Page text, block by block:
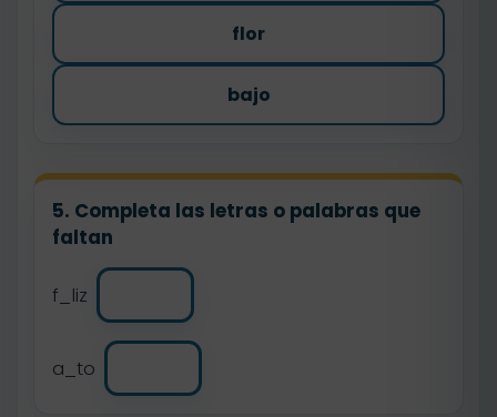
flor
bajo
5. Completa las letras o palabras que
faltan
f_liz
a_to